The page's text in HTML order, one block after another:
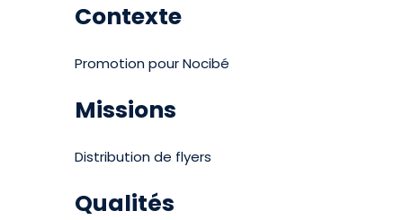
Contexte
Promotion pour Nocibé
Missions
Distribution de flyers
Qualités